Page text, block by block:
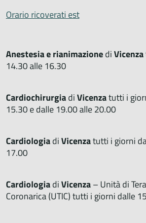
Orario ricoverati est
Anestesia e rianimazionediVicenza
14.30 alle 16.30
CardiochirurgiadiVicenzatutti i
15.30 e dalle 19.00 alle 20.00
CardiologiadiVicenzatutti i giorni
17.00
CardiologiadiVicenza– Unità di
Coronarica (UTIC) tutti i giorni dalle